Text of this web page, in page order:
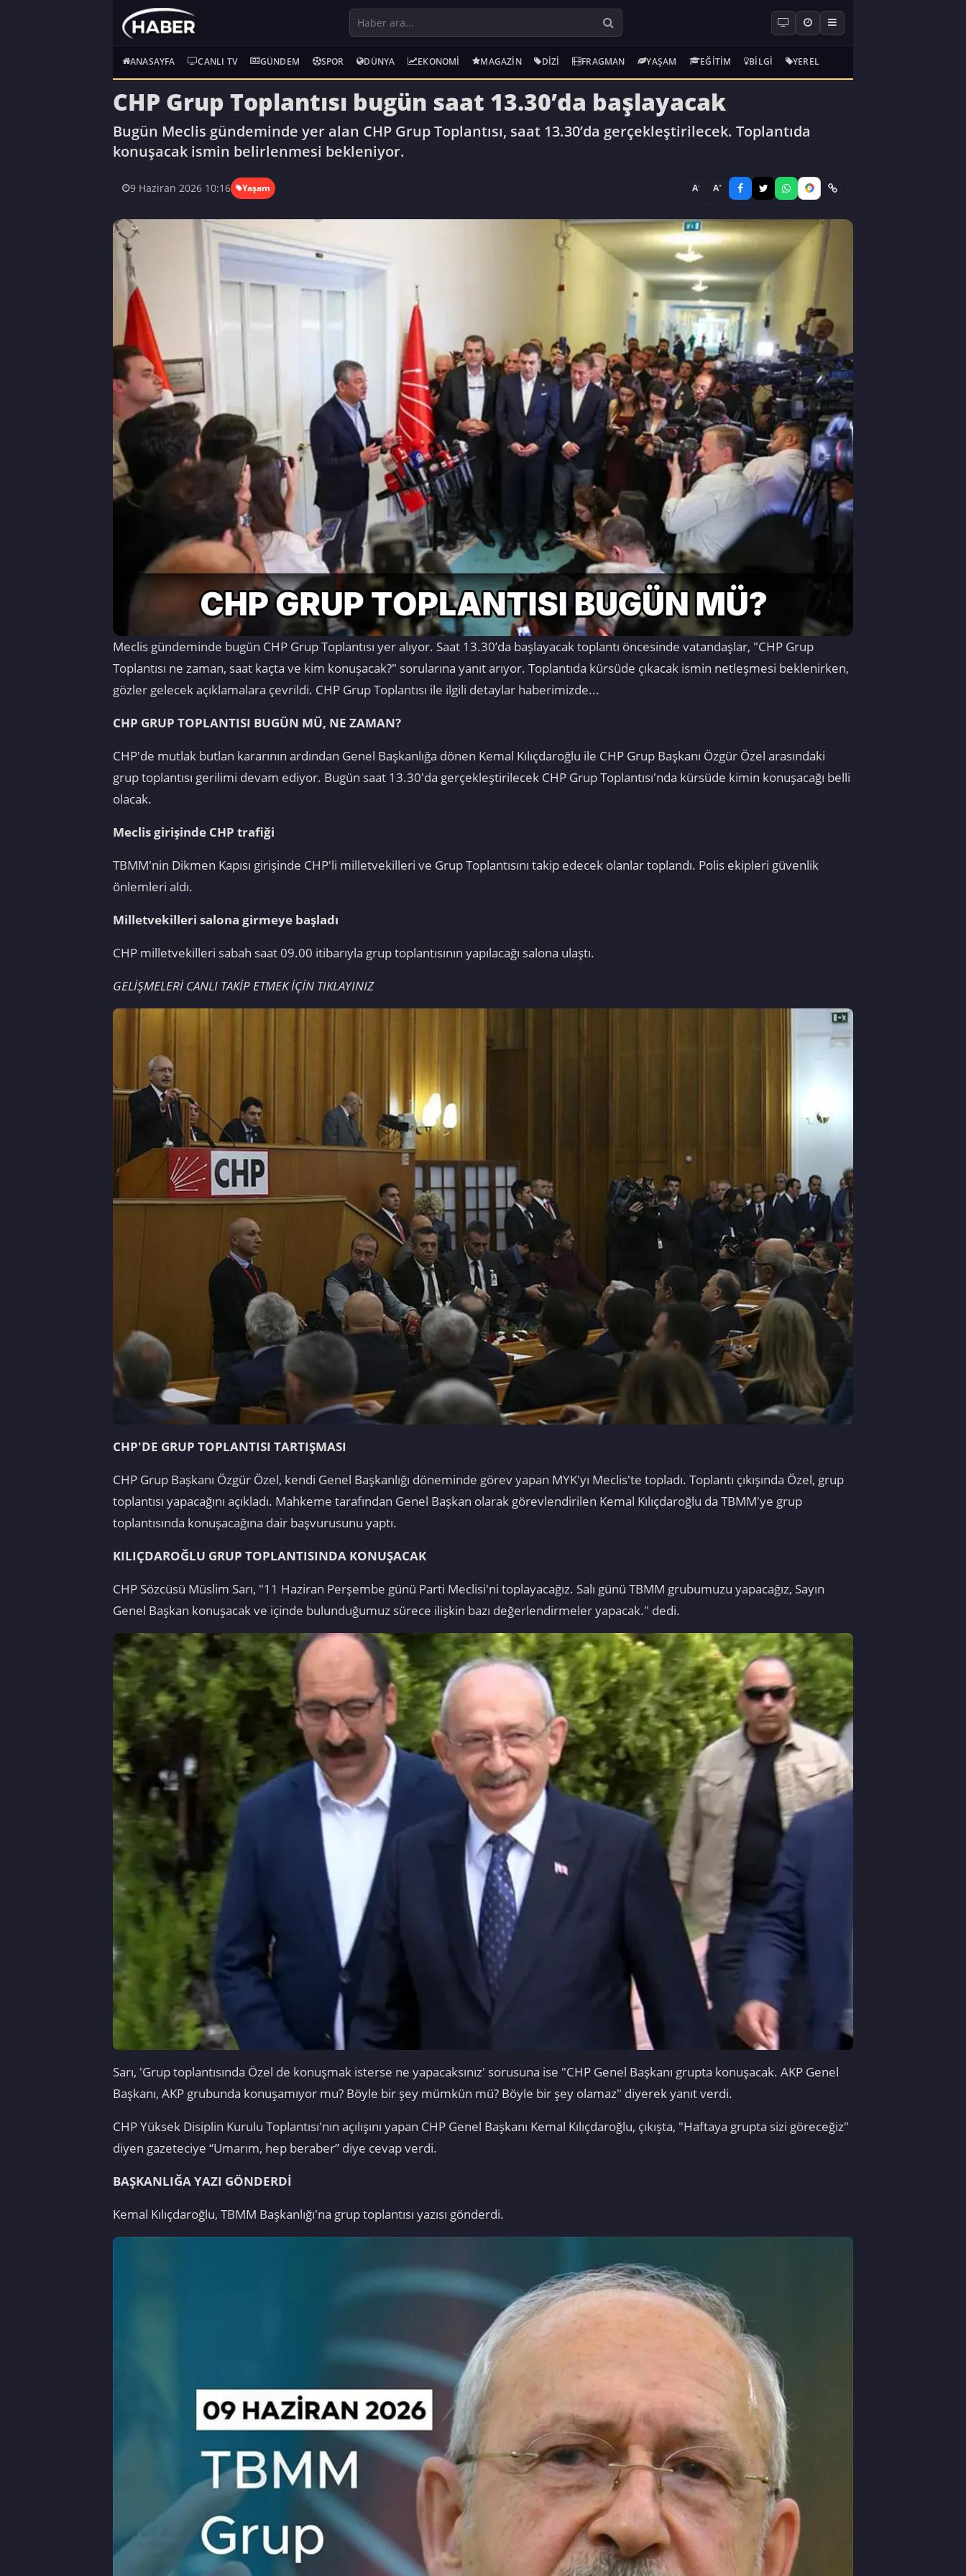
ANASAYFA CANLI TV GÜNDEM SPOR DÜNYA EKONOMI MAGAZIN DIZI FRAGMAN YAŞAM EĞITIM BILGI YEREL
CHP Grup Toplantısı bugün saat 13.30’da başlayacak
Bugün Meclis gündeminde yer alan CHP Grup Toplantısı, saat 13.30’da gerçekleştirilecek. Toplantıda
konuşacak ismin belirlenmesi bekleniyor.
9 Haziran 2026 10:16 Yaşam A- A+
Meclis gündeminde bugün CHP Grup Toplantısı yer alıyor. Saat 13.30’da başlayacak toplantı öncesinde vatandaşlar, "CHP Grup
Toplantısı ne zaman, saat kaçta ve kim konuşacak?" sorularına yanıt arıyor. Toplantıda kürsüde çıkacak ismin netleşmesi beklenirken,
gözler gelecek açıklamalara çevrildi. CHP Grup Toplantısı ile ilgili detaylar haberimizde...
CHP GRUP TOPLANTISI BUGÜN MÜ, NE ZAMAN?
CHP'de mutlak butlan kararının ardından Genel Başkanlığa dönen Kemal Kılıçdaroğlu ile CHP Grup Başkanı Özgür Özel arasındaki
grup toplantısı gerilimi devam ediyor. Bugün saat 13.30'da gerçekleştirilecek CHP Grup Toplantısı'nda kürsüde kimin konuşacağı belli
olacak.
Meclis girişinde CHP trafiği
TBMM'nin Dikmen Kapısı girişinde CHP'li milletvekilleri ve Grup Toplantısını takip edecek olanlar toplandı. Polis ekipleri güvenlik
önlemleri aldı.
Milletvekilleri salona girmeye başladı
CHP milletvekilleri sabah saat 09.00 itibarıyla grup toplantısının yapılacağı salona ulaştı.
GELİŞMELERİ CANLI TAKİP ETMEK İÇİN TIKLAYINIZ
CHP'DE GRUP TOPLANTISI TARTIŞMASI
CHP Grup Başkanı Özgür Özel, kendi Genel Başkanlığı döneminde görev yapan MYK'yı Meclis'te topladı. Toplantı çıkışında Özel, grup
toplantısı yapacağını açıkladı. Mahkeme tarafından Genel Başkan olarak görevlendirilen Kemal Kılıçdaroğlu da TBMM'ye grup
toplantısında konuşacağına dair başvurusunu yaptı.
KILIÇDAROĞLU GRUP TOPLANTISINDA KONUŞACAK
CHP Sözcüsü Müslim Sarı, "11 Haziran Perşembe günü Parti Meclisi'ni toplayacağız. Salı günü TBMM grubumuzu yapacağız, Sayın
Genel Başkan konuşacak ve içinde bulunduğumuz sürece ilişkin bazı değerlendirmeler yapacak." dedi.
Sarı, 'Grup toplantısında Özel de konuşmak isterse ne yapacaksınız' sorusuna ise "CHP Genel Başkanı grupta konuşacak. AKP Genel
Başkanı, AKP grubunda konuşamıyor mu? Böyle bir şey mümkün mü? Böyle bir şey olamaz" diyerek yanıt verdi.
CHP Yüksek Disiplin Kurulu Toplantısı'nın açılışını yapan CHP Genel Başkanı Kemal Kılıçdaroğlu, çıkışta, "Haftaya grupta sizi göreceğiz"
diyen gazeteciye “Umarım, hep beraber” diye cevap verdi.
BAŞKANLIĞA YAZI GÖNDERDİ
Kemal Kılıçdaroğlu, TBMM Başkanlığı'na grup toplantısı yazısı gönderdi.